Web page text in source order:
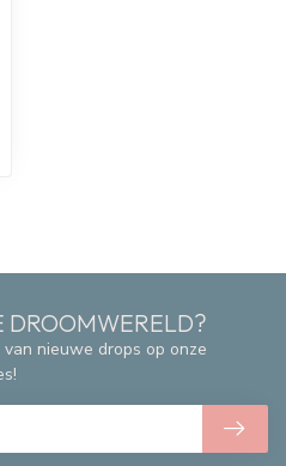
DROOMWERELD?
nieuwe drops op onze